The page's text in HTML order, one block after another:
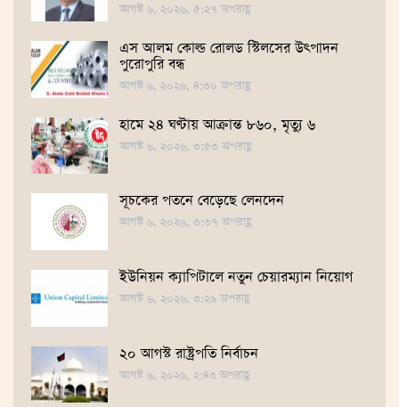
আগস্ট ৬, ২০২৬, ৫:২৭ অপরাহ্ণ
এস আলম কোল্ড রোলড স্টিলসের উৎপাদন
পুরোপুরি বন্ধ
আগস্ট ৬, ২০২৬, ৪:৩০ অপরাহ্ণ
হামে ২৪ ঘণ্টায় আক্রান্ত ৮৬০, মৃত্যু ৬
আগস্ট ৬, ২০২৬, ৩:৫৩ অপরাহ্ণ
সূচকের পতনে বেড়েছে লেনদেন
আগস্ট ৬, ২০২৬, ৩:৩৭ অপরাহ্ণ
ইউনিয়ন ক্যাপিটালে নতুন চেয়ারম্যান নিয়োগ
আগস্ট ৬, ২০২৬, ৩:২৯ অপরাহ্ণ
২০ আগস্ট রাষ্ট্রপতি নির্বাচন
আগস্ট ৬, ২০২৬, ২:৪৩ অপরাহ্ণ